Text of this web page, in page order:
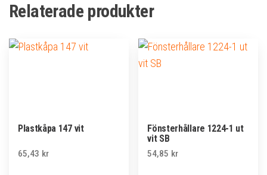
Relaterade produkter
Plastkåpa 147 vit
65,43 kr
Fönsterhållare 1224-1 ut
vit SB
54,85 kr